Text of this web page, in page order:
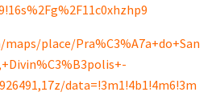
place/Pra%C3%A7a+do+San
data=!3m1!4b1!4m6!3m